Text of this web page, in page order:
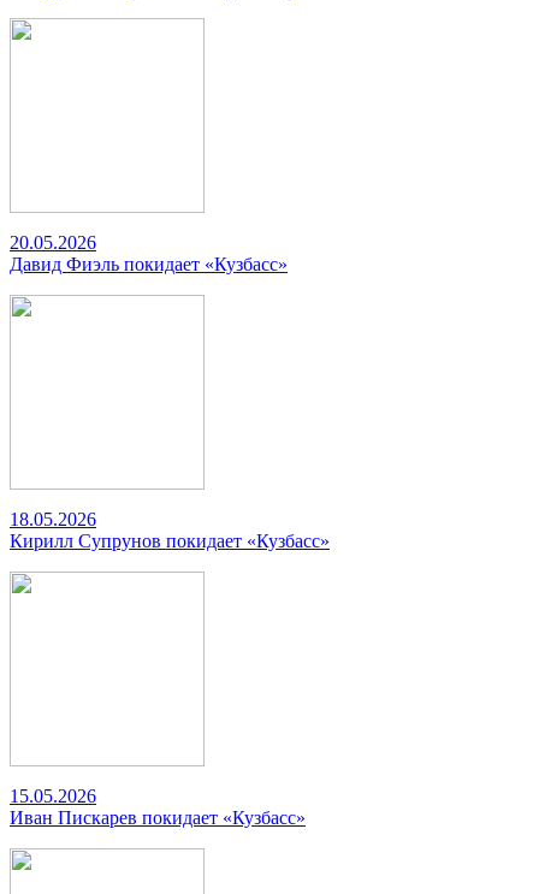
20.05.2026
Давид Фиэль покидает «Кузбасс»
18.05.2026
Кирилл Супрунов покидает «Кузбасс»
15.05.2026
Иван Пискарев покидает «Кузбасс»